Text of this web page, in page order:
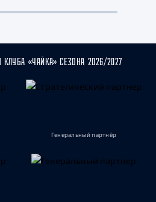
«ЧАЙКА» СЕЗОНА 2026/2027
Генеральный партнёр